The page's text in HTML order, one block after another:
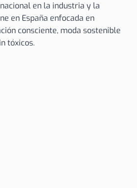
en la industria y la
en España enfocada en
consciente, moda sostenible
tóxicos.